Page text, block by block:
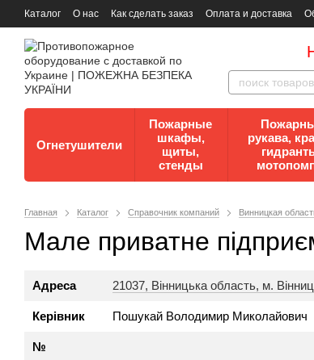
Каталог О нас Как сделать заказ Оплата и доставка
Документы
Контакты Документы по пожарной
Огнетушители
Пожарные
шкафы,
щиты,
стенды
рукава,
Главная Каталог Справочник компаний Винницкая
Мале приватне
Адреса 21037, Вінницька область, м.
Керівник Пошукай Володимир Миколайович
№